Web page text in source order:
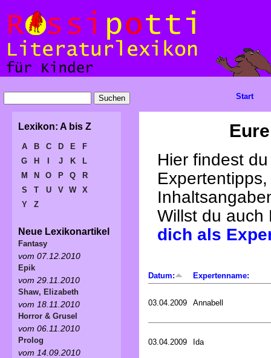
Hier findest
Willst du
dich als
Datum: Expertenname:
03.04.2009 Annabell
03.04.2009 Ida
Start
Lexikon: A bis Z
A B C D E
F
G
H J K
L
M
N O P Q
R
S
T U V W
X
Y
Z
Neue Lexikonartikel
Fantasy
vom 07.12.2010
Epik
vom 29.11.2010
Shaw, Elizabeth
vom 18.11.2010
Horror & Grusel
vom 06.11.2010
Prolog
vom 14.09.2010